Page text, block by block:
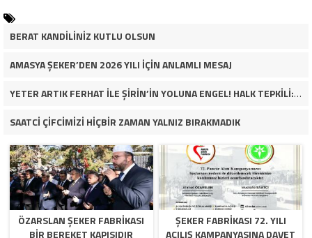
BERAT KANDİLİNİZ KUTLU OLSUN
AMASYA ŞEKER’DEN 2026 YILI İÇİN ANLAMLI MESAJ
YETER ARTIK FERHAT İLE ŞİRİN’İN YOLUNA ENGEL! HALK TEPKİLİ: “YOLU KAPATMAK ÇÖZÜM DEĞİL, GÖREVİNİ YAP!”
SAATCİ ÇİFCİMİZİ HİÇBİR ZAMAN YALNIZ BIRAKMADIK
ÖZARSLAN ŞEKER FABRİKASI
BİR BEREKET KAPISIDIR
ŞEKER FABRİKASI 72. YILI
AÇILIŞ KAMPANYASINA DAVET